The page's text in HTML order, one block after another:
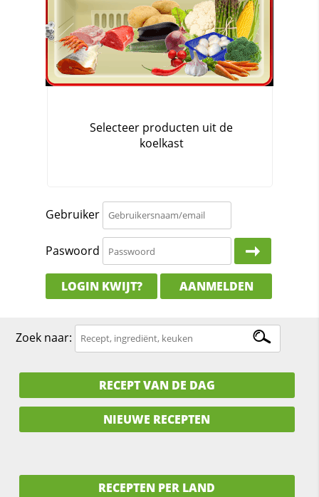
Gebruiker
Paswoord
LOGIN KWIJT? AANMELDEN
Zoek naar:
RECEPT VAN DE DAG
NIEUWE RECEPTEN
RECEPTEN PER LAND